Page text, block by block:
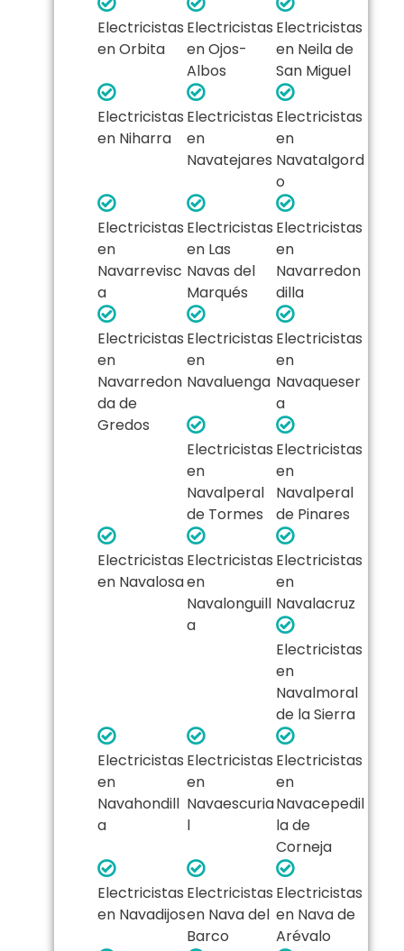
Electricistas
en Orbita
Electricistas
en Ojos-
Albos
Electricistas
en Neila de
San Miguel
Electricistas
en Niharra
Electricistas
en
Navatejares
Electricistas
en
Navatalgord
o
Electricistas
en
Navarrevisc
a
Electricistas
en Las
Navas del
Marqués
Electricistas
en
Navarredon
dilla
Electricistas
en
Navarredon
da de
Gredos
Electricistas
en
Navaluenga
Electricistas
en
Navaqueser
a
Electricistas
en
Navalperal
de Tormes
Electricistas
en
Navalperal
de Pinares
Electricistas
en Navalosa
Electricistas
en
Navalonguill
a
Electricistas
en
Navalacruz
Electricistas
en
Navalmoral
de la Sierra
Electricistas
en
Navahondill
a
Electricistas
en
Navaescuria
l
Electricistas
en
Navacepedil
la de
Corneja
Electricistas
en Navadijos
Electricistas
en Nava del
Barco
Electricistas
en Nava de
Arévalo